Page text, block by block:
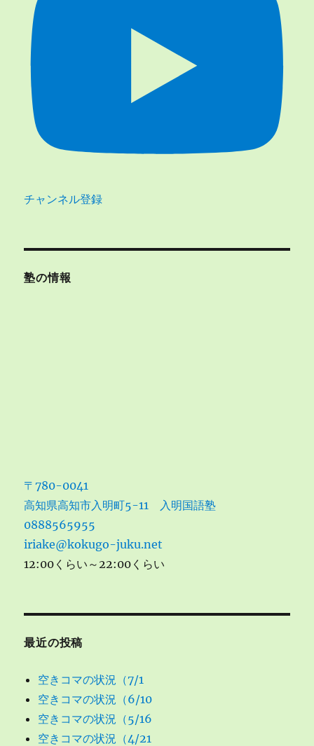
チャンネル登録
塾の情報
〒780-0041
高知県高知市入明町5-11 入明国語塾
0888565955
iriake@kokugo-juku.net
12:00くらい～22:00くらい
最近の投稿
空きコマの状況（7/1
空きコマの状況（6/10
空きコマの状況（5/16
空きコマの状況（4/21